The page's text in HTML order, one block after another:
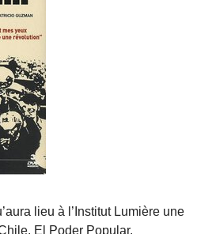
lieu à l’Institut Lumière une
El Poder Popular.